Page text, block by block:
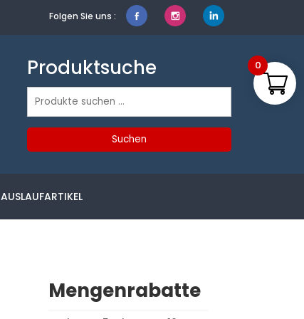
Folgen Sie uns :
Produktsuche
Suchen
Suchen
AUSLAUFARTIKEL
Mengenrabatte
0